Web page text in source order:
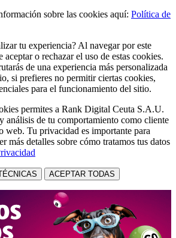
sobre las cookies aquí: Política de
tu experiencia? Al navegar por este
o rechazar el uso de estas cookies.
de una experiencia más personalizada
si prefieres no permitir ciertas cookies,
para el funcionamiento del sitio.
permites a Rank Digital Ceuta S.A.U.
análisis de tu comportamiento como cliente
web. Tu privacidad es importante para
más detalles sobre cómo tratamos tus datos
ACEPTAR TODAS